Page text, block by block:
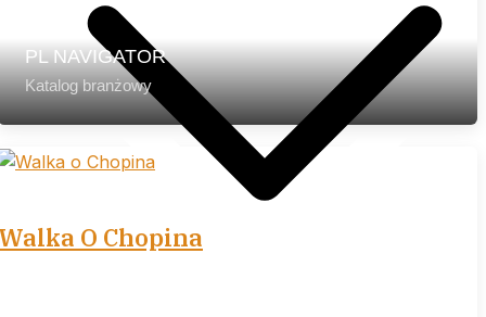
PL NAVIGATOR
Katalog branżowy
O Chopina